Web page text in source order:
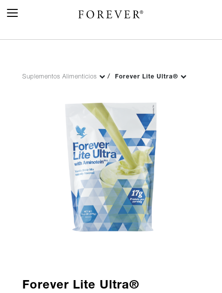
Toggle
Suplementos Alimenticios Forever Lite Ultra®
Forever Lite Ultra®